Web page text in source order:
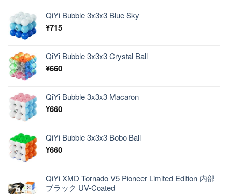
QiYi Bubble 3x3x3 Blue Sky
¥715
QiYi Bubble 3x3x3 Crystal Ball
¥660
QiYi Bubble 3x3x3 Macaron
¥660
QiYi Bubble 3x3x3 Bobo Ball
¥660
QiYi XMD Tornado V5 Pioneer Limited Edition 内部
ブラック UV-Coated